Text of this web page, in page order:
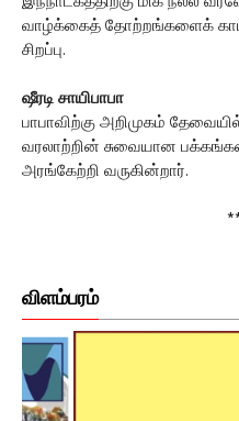
வாழ்க்கைத் தோற்றங்களைக்
சிறப்பு.
ஷீரடி சாயிபாபா
பாபாவிற்கு அறிமுகம்
வரலாற்றின் சுவையான
அரங்கேற்றி வருகின்றார்.
விளம்பரம்